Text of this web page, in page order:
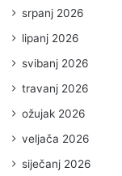
srpanj 2026
lipanj 2026
svibanj 2026
travanj 2026
ožujak 2026
veljača 2026
siječanj 2026